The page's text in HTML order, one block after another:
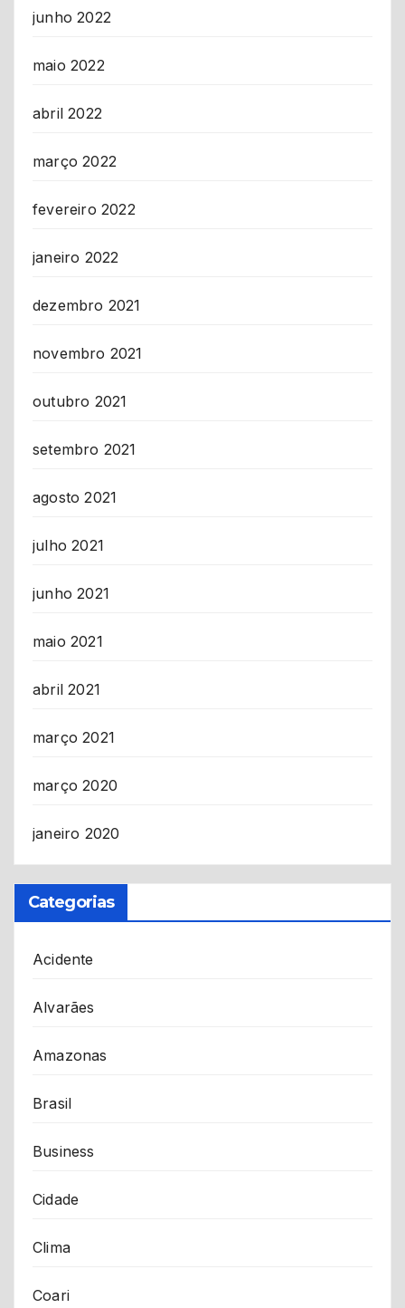
junho 2022
maio 2022
abril 2022
março 2022
fevereiro 2022
janeiro 2022
dezembro 2021
novembro 2021
outubro 2021
setembro 2021
agosto 2021
julho 2021
junho 2021
maio 2021
abril 2021
março 2021
março 2020
janeiro 2020
Categorias
Acidente
Alvarães
Amazonas
Brasil
Business
Cidade
Clima
Coari